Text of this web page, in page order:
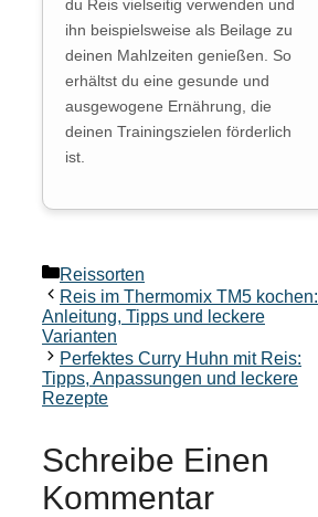
du Reis vielseitig verwenden und
ihn beispielsweise als Beilage zu
deinen Mahlzeiten genießen. So
erhältst du eine gesunde und
ausgewogene Ernährung, die
deinen Trainingszielen förderlich
ist.
Kategorien
Reissorten
Reis im Thermomix TM5 kochen:
Anleitung, Tipps und leckere
Varianten
Perfektes Curry Huhn mit Reis:
Tipps, Anpassungen und leckere
Rezepte
Schreibe Einen
Kommentar